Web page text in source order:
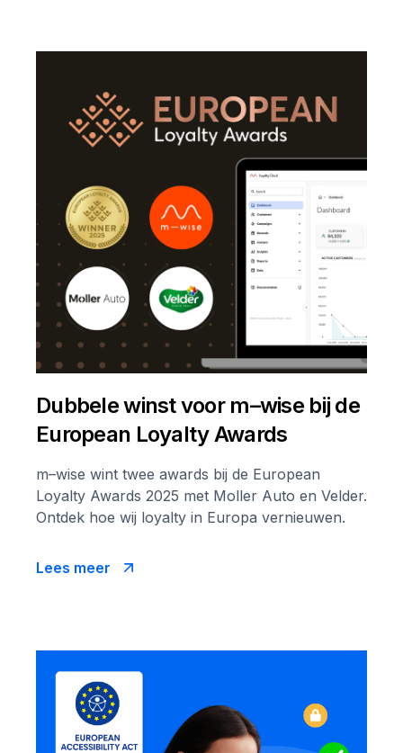
Dubbele winst voor m–wise bij de
European Loyalty Awards
m–wise wint twee awards bij de European
Loyalty Awards 2025 met Moller Auto en Velder.
Ontdek hoe wij loyalty in Europa vernieuwen.
Lees meer